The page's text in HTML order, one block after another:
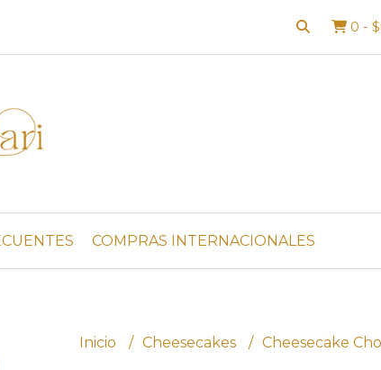
0 -
COMPRAS INTERNACIONALES
Inicio Cheesecakes Cheesecake